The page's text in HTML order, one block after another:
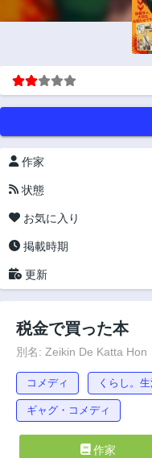
作家
状態
お気に入り
掲載時期
更新
税金で買った本
別名: Zeikin De Katta Hon
コメディ くらし。
ギャグ・コメディ
作家